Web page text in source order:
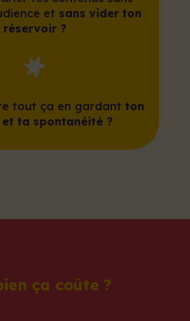
et sans vider ton
réservoir ?
tout ça en gardantton
ta spontanéité ?
ça coûte ?